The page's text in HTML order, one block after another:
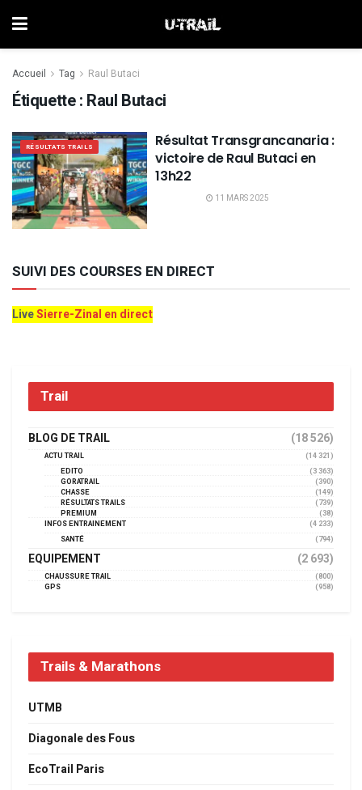
Accueil Tag Raul Butaci
Étiquette : Raul Butaci
RÉSULTATS TRAILS
Résultat Transgrancanaria :
victoire de Raul Butaci en
13h22
11 MARS 2025
SUIVI DES COURSES EN DIRECT
LiveSierre-Zinal en direct
Trail
BLOG DE TRAIL (18 526)
ACTU TRAIL
(14 321)
EDITO
(3 363)
GORATRAIL
(390)
CHASSE
(149)
RÉSULTATS TRAILS
(739)
PREMIUM
(38)
INFOS ENTRAINEMENT
(4 233)
SANTÉ
(794)
EQUIPEMENT (2 693)
CHAUSSURE TRAIL
(800)
GPS
(958)
Trails & Marathons
UTMB
Diagonale des Fous
EcoTrail Paris